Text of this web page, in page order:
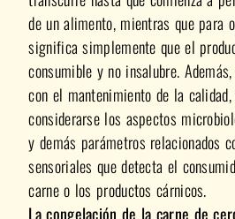
de un alimento, mientras que para
significa simplemente que el
consumible y no insalubre.
con el mantenimiento de la
considerarse los aspectos
y demás parámetros relacionados
sensoriales que detecta el
carne o los productos cárnicos.
La congelación de la carne de